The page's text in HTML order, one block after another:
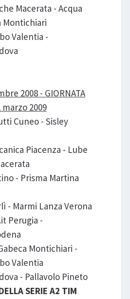
Macerata - Acqua
Montichiari
Valentia -
2008 - GIORNATA
marzo 2009
Cuneo - Sisley
Piacenza - Lube
- Prisma Martina
- Marmi Lanza Verona
Perugia -
Montichiari -
Valentia
- Pallavolo Pineto
SERIE A2 TIM